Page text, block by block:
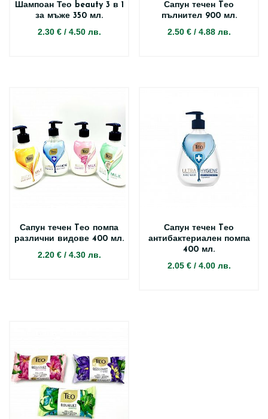
Шампоан Тео beauty 3 в 1
за мъже 350 мл.
2.30 €/ 4.50 лв.
Сапун течен Tео
пълнител 900 мл.
2.50 €/ 4.88 лв.
Сапун течен Tео помпа
различни видове 400 мл.
2.20 €/ 4.30 лв.
Сапун течен Tео
антибактериален помпа
400 мл.
2.05 €/ 4.00 лв.